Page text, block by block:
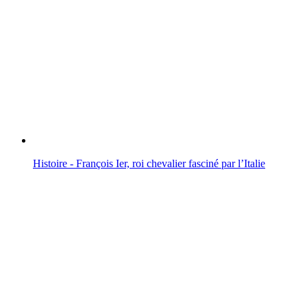
Histoire - François Ier, roi chevalier fasciné par l’Italie